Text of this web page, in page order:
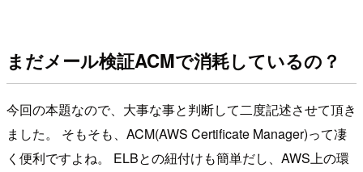
まだメール検証ACMで消耗しているの？
今回の本題なので、大事な事と判断して二度記述させて頂き
ました。 そもそも、ACM(AWS Certificate Manager)って凄
く便利ですよね。 ELBとの紐付けも簡単だし、AWS上の環